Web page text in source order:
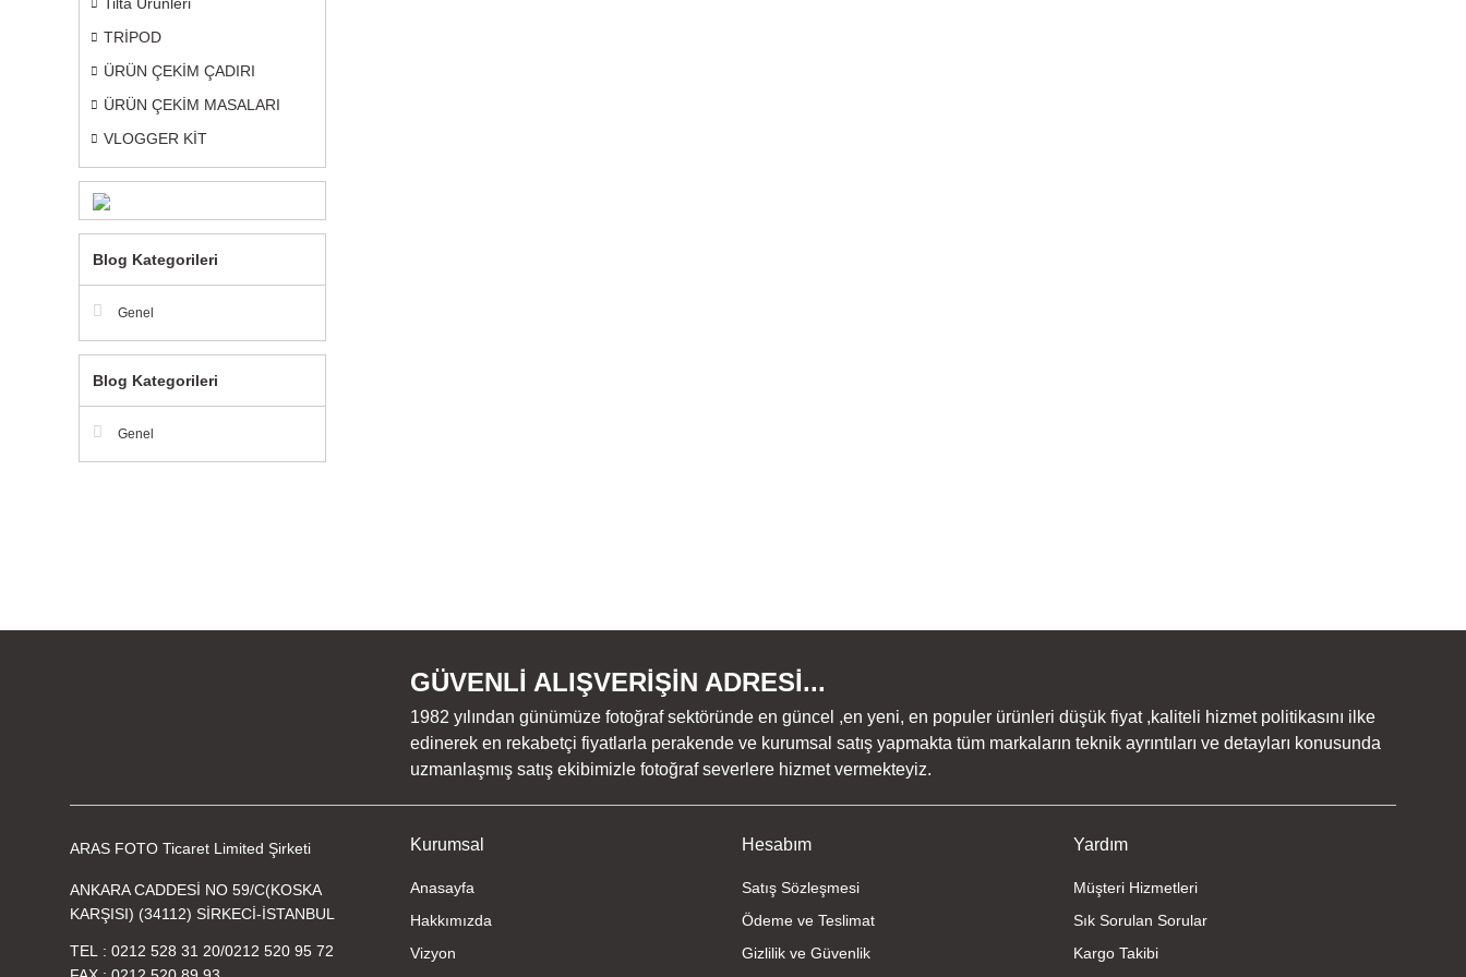
TRİPOD
ÜRÜN ÇEKİM ÇADIRI
ÜRÜN ÇEKİM MASALARI
VLOGGER KİT
Blog Kategorileri
Genel
Blog Kategorileri
Genel
GÜVENLİ ALIŞVERİŞİN ADRESİ...
1982 yılından günümüze fotoğraf sektöründe en güncel ,en yeni, en populer ürünleri düşük fiyat ,kaliteli hizmet politikasını ilke
edinerek en rekabetçi fiyatlarla perakende ve kurumsal satış yapmakta tüm markaların teknik ayrıntıları ve detayları konusunda
uzmanlaşmış satış ekibimizle fotoğraf severlere hizmet vermekteyiz.
ARAS FOTO Ticaret Limited Şirketi
ANKARA CADDESİ NO 59/C(KOSKA
KARŞISI) (34112) SİRKECİ-İSTANBUL
TEL 0212 528 31 20/0212 520 95 72
Kurumsal
Anasayfa
Hakkımızda
Vizyon
Hesabım
Satış Sözleşmesi
Ödeme ve Teslimat
Gizlilik ve Güvenlik
Yardım
Müşteri Hizmetleri
Sık Sorulan Sorular
Kargo Takibi